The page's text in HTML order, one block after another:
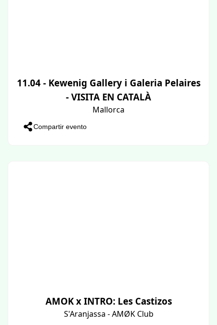
11.04 - Kewenig Gallery i Galeria Pelaires
- VISITA EN CATALÀ
Mallorca
Compartir evento
AMOK x INTRO: Les Castizos
S'Aranjassa - AMØK Club